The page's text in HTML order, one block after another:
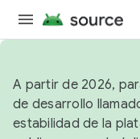
A partir de 2026,
de desarrollo
estabilidad de la